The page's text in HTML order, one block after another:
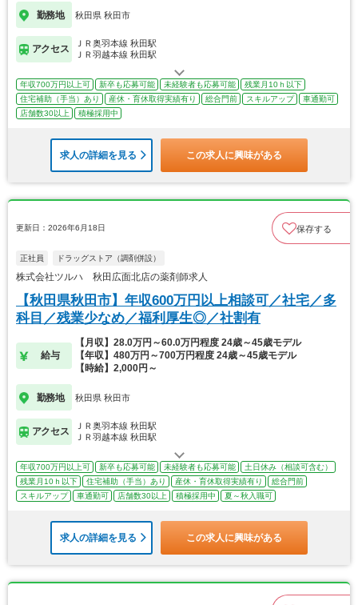
勤務地 秋田県 秋田市
アクセス
ＪＲ奥羽本線 秋田駅
ＪＲ羽越本線 秋田駅
年収700万円以上可 新卒も応募可能 未経験者も応募可能
残業月10ｈ以下
住宅補助（手当）あり
産休・育休取得実績有り 総合門前 スキルアップ
車通勤可
店舗数30以上
積極採用中
求人の詳細を見る この求人に興味がある
更新日：2026年6月18日 保存する
正社員 ドラッグストア（調剤併設）
株式会社ツルハ 秋田広面北店の薬剤師求人
【秋田県秋田市】年収600万円以上相談可／社宅／多
科目／残業少なめ／福利厚生◎／社割有
給与
【月収】28.0万円～60.0万円程度 24歳～45歳モデル
【年収】480万円～700万円程度 24歳～45歳モデル
【時給】2,000円～
勤務地 秋田県 秋田市
アクセス
ＪＲ奥羽本線 秋田駅
ＪＲ羽越本線 秋田駅
年収700万円以上可 新卒も応募可能 未経験者も応募可能
土日休み（相談可含む）
残業月10ｈ以下
住宅補助（手当）あり 産休・育休取得実績有り
総合門前
スキルアップ
車通勤可 店舗数30以上 積極採用中 夏～秋入職可
求人の詳細を見る この求人に興味がある